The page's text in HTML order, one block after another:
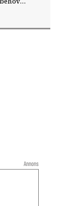
tandläkare
Annons